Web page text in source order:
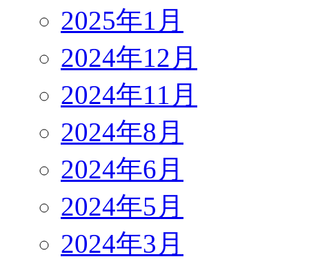
2025年1月
2024年12月
2024年11月
2024年8月
2024年6月
2024年5月
2024年3月